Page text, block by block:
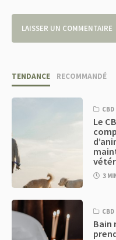
TENDANCE RECOMMANDÉ
CBD
Le
3
CBD
Bain